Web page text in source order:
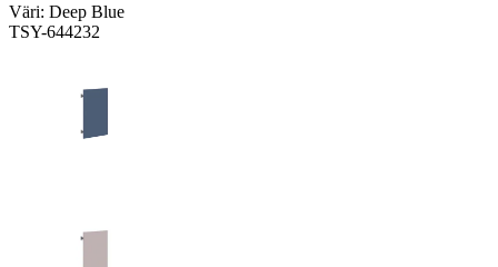
Väri: Deep Blue
TSY-644232